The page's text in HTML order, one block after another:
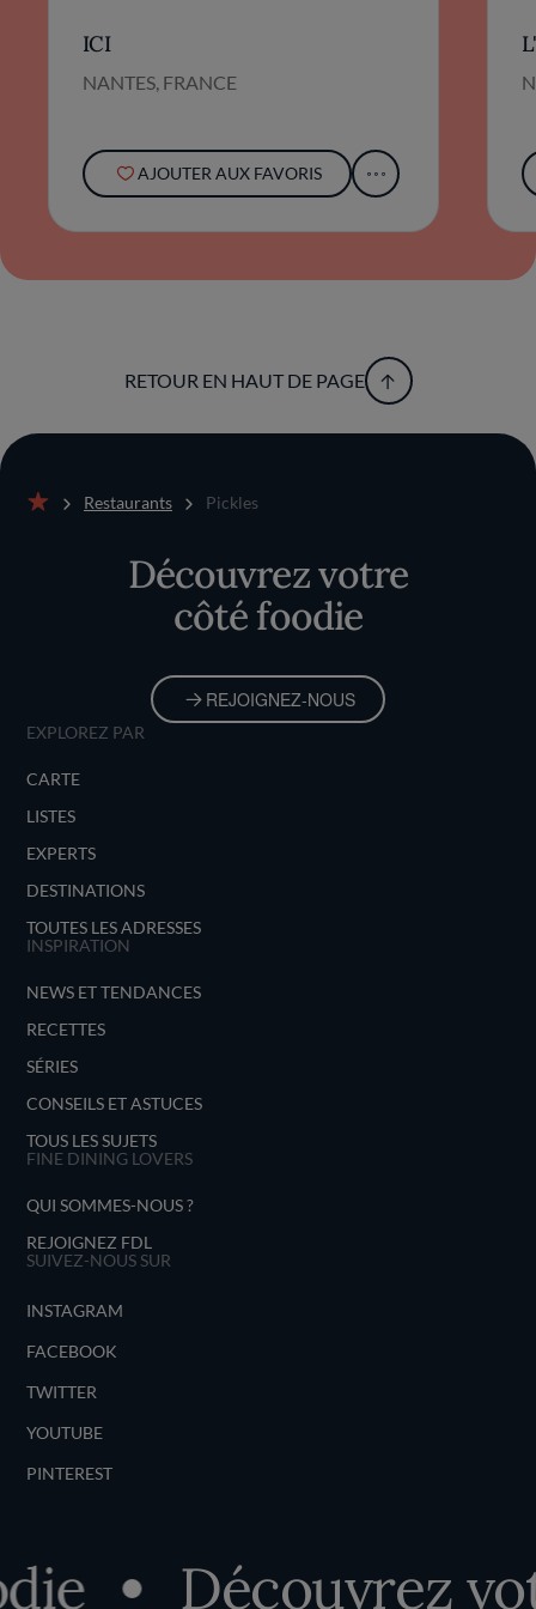
ICI
NANTES, FRANCE
AJOUTER AUX FAVORIS
RETOUR EN HAUT DE PAGE
Restaurants Pickles
Découvrez votre
côté foodie
REJOIGNEZ-NOUS
EXPLOREZ PAR
CARTE
LISTES
EXPERTS
DESTINATIONS
TOUTES LES ADRESSES
INSPIRATION
NEWS ET TENDANCES
RECETTES
SÉRIES
CONSEILS ET ASTUCES
TOUS LES SUJETS
FINE DINING LOVERS
QUI SOMMES-NOUS ?
REJOIGNEZ FDL
SUIVEZ-NOUS SUR
INSTAGRAM
FACEBOOK
TWITTER
YOUTUBE
PINTEREST
Découvrez